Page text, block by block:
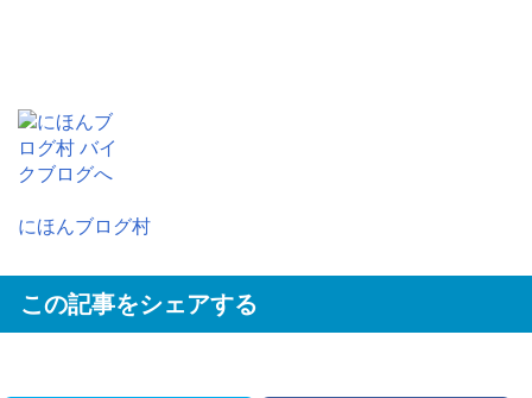
にほんブログ村
この記事をシェアする